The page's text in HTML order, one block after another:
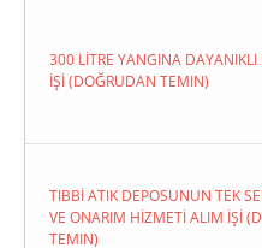
300 LİTRE YANGINA DAYANIKLI
İŞİ (DOĞRUDAN TEMIN)
TIBBİ ATIK DEPOSUNUN TEK
VE ONARIM HİZMETİ ALIM İŞİ
TEMIN)